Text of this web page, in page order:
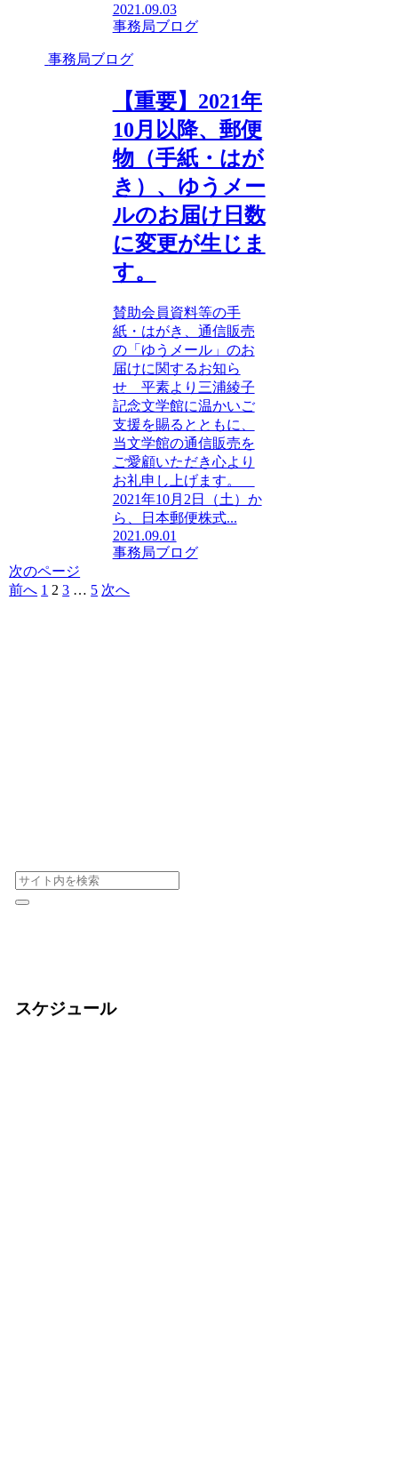
2021.09.03
事務局ブログ
事務局ブログ
【重要】2021年
10月以降、郵便
物（手紙・はが
き）、ゆうメー
ルのお届け日数
に変更が生じま
す。
賛助会員資料等の手
紙・はがき、通信販売
の「ゆうメール」のお
届けに関するお知ら
せ 平素より三浦綾子
記念文学館に温かいご
支援を賜るとともに、
当文学館の通信販売を
ご愛顧いただき心より
お礼申し上げます。
2021年10月2日（土）か
ら、日本郵便株式...
2021.09.01
事務局ブログ
次のページ
前へ 1 2 3 … 5 次へ
スケジュール